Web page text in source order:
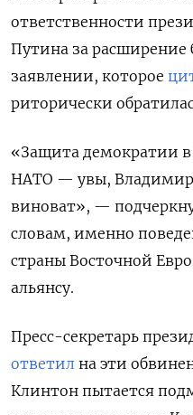
ответственности
Путина за расширение
заявлении, которое
риторически
«Защита демократии
НАТО — увы,
виноват», —
словам, именно
страны Восточной
альянсу.
Пресс-секретарь
ответил на эти
Клинтон пытается